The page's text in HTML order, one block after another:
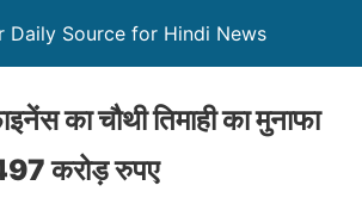
Daily Source for Hindi News
का चौथी तिमाही का मुनाफा
करोड़ रुपए